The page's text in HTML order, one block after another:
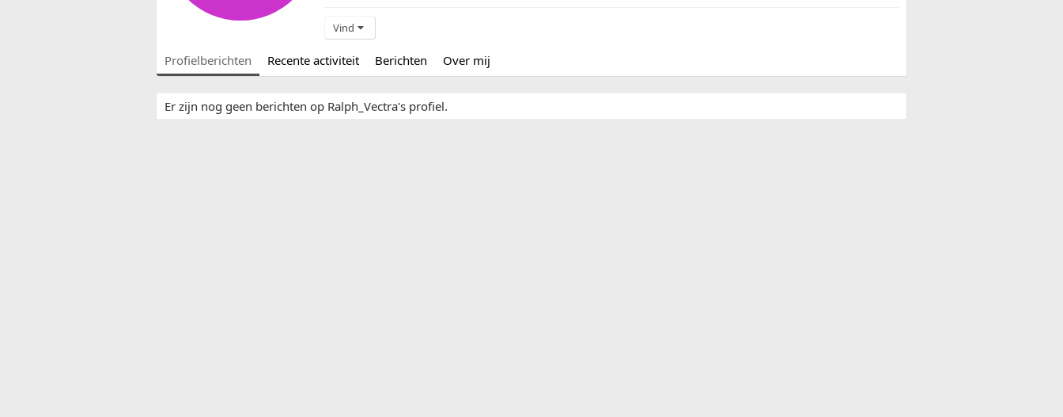
Vind
Profielberichten Recente activiteit Berichten Over mij
Er zijn nog geen berichten op Ralph_Vectra's profiel.